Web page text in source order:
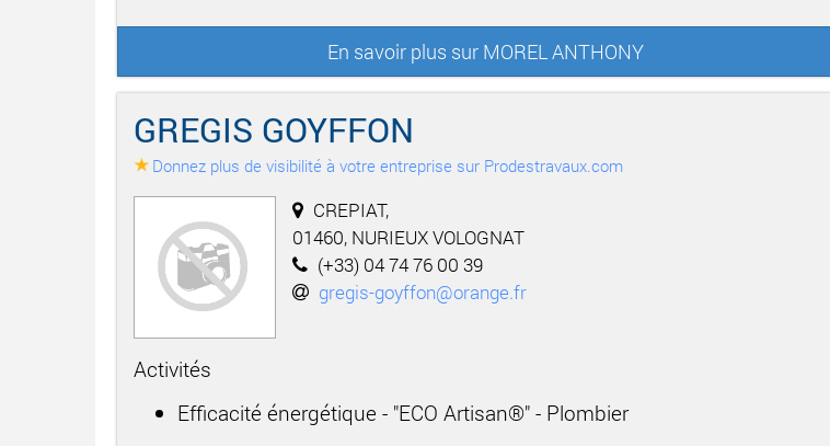
En savoir plus sur MOREL ANTHONY
GREGIS GOYFFON
Donnez plus de visibilité à votre entreprise sur Prodestravaux.com
CREPIAT,
01460, NURIEUX VOLOGNAT
(+33) 04 74 76 00 39
gregis-goyffon@orange.fr
Activités
Efficacité énergétique - "ECO Artisan®" - Plombier